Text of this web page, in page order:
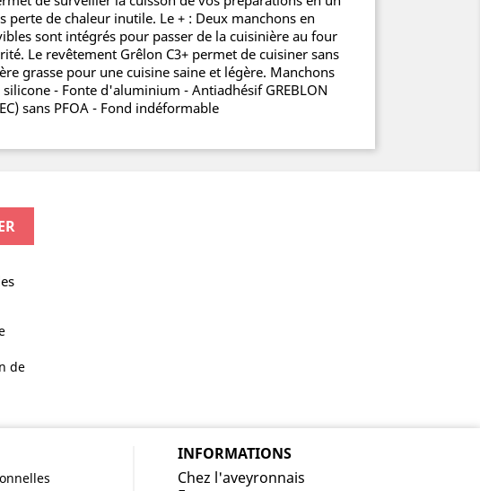
de chaleur inutile. Le + : Deux manchons en
sont intégrés pour passer de la cuisinière au four
Le revêtement Grêlon C3+ permet de cuisiner sans
grasse pour une cuisine saine et légère. Manchons
- Fonte d'aluminium - Antiadhésif GREBLON
sans PFOA - Fond indéformable
de
INFORMATIONS
Chez l'aveyronnais